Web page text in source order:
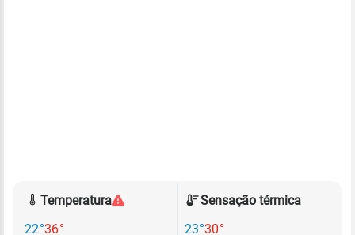
Temperatura
22°36°
Sensação térmica
23°30°